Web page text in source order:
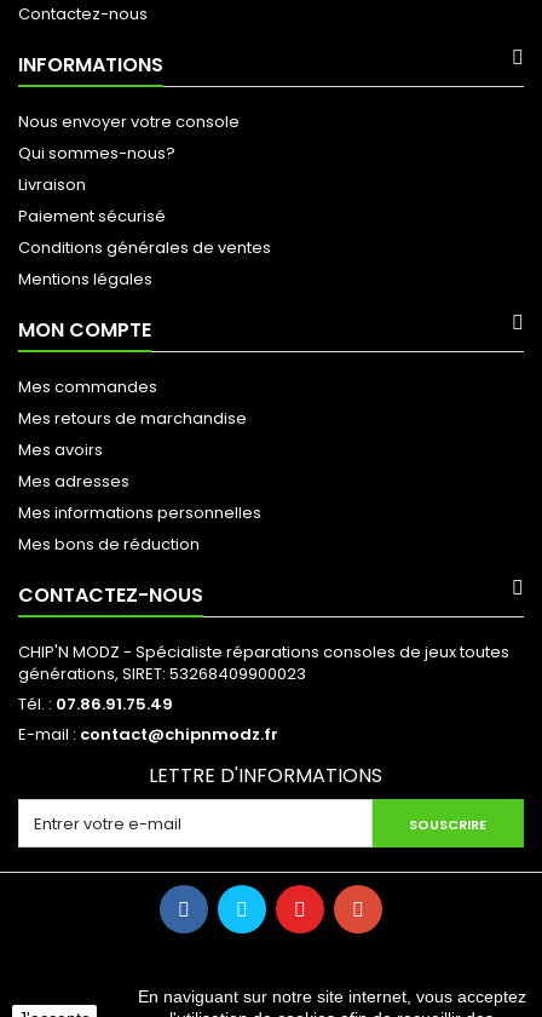
Contactez-nous
INFORMATIONS
Nous envoyer votre console
Qui sommes-nous?
Livraison
Paiement sécurisé
Conditions générales de ventes
Mentions légales
MON COMPTE
Mes commandes
Mes retours de marchandise
Mes avoirs
Mes adresses
Mes informations personnelles
Mes bons de réduction
CONTACTEZ-NOUS
CHIP'N MODZ - Spécialiste réparations consoles de jeux toutes
générations, SIRET: 53268409900023
Tél. : 07.86.91.75.49
E-mail : contact@chipnmodz.fr
LETTRE D'INFORMATIONS
SOUSCRIRE
En naviguant sur notre site internet, vous acceptez